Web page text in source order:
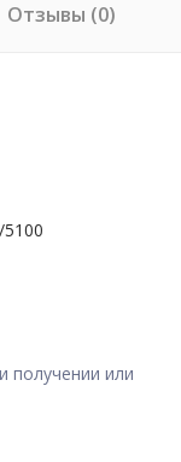
Отзывы (0)
получении или